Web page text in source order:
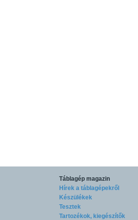
Táblagép magazin
Hírek a táblagépekről
Készülékek
Tesztek
Tartozékok, kiegészítők